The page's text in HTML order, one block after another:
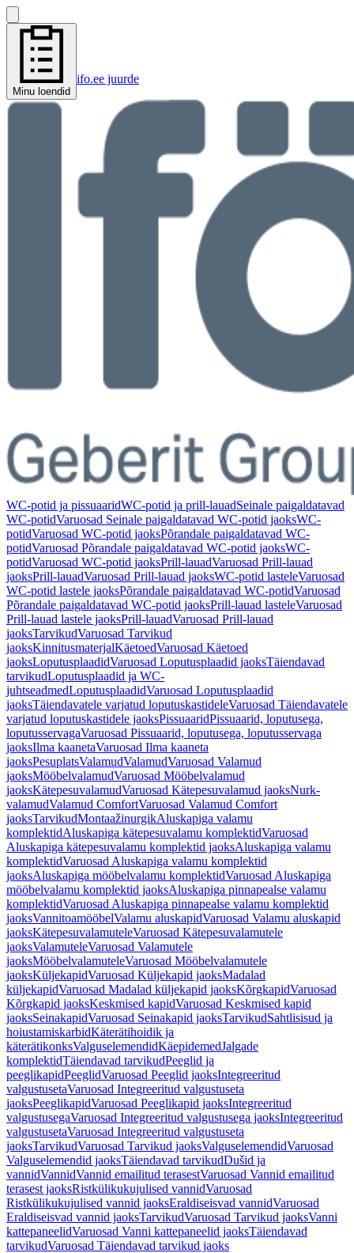
Minu loendid
ifo.ee juurde
WC-potid ja pissuaaridWC-potid ja prill-lauadSeinale paigaldatavad
WC-potidVaruosad Seinale paigaldatavad WC-potid jaoksWC-
potidVaruosad WC-potid jaoksPõrandale paigaldatavad WC-
potidVaruosad Põrandale paigaldatavad WC-potid jaoksWC-
potidVaruosad WC-potid jaoksPrill-lauadVaruosad Prill-lauad
jaoksPrill-lauadVaruosad Prill-lauad jaoksWC-potid lasteleVaruosad
WC-potid lastele jaoksPõrandale paigaldatavad WC-potidVaruosad
Põrandale paigaldatavad WC-potid jaoksPrill-lauad lasteleVaruosad
Prill-lauad lastele jaoksPrill-lauadVaruosad Prill-lauad
jaoksTarvikudVaruosad Tarvikud
jaoksKinnitusmaterjalKäetoedVaruosad Käetoed
jaoksLoputusplaadidVaruosad Loputusplaadid jaoksTäiendavad
tarvikudLoputusplaadid ja WC-
juhtseadmedLoputusplaadidVaruosad Loputusplaadid
jaoksTäiendavatele varjatud loputuskastideleVaruosad Täiendavatele
varjatud loputuskastidele jaoksPissuaaridPissuaarid, loputusega,
loputusservagaVaruosad Pissuaarid, loputusega, loputusservaga
jaoksIlma kaanetaVaruosad Ilma kaaneta
jaoksPesuplatsValamudValamudVaruosad Valamud
jaoksMööbelvalamudVaruosad Mööbelvalamud
jaoksKätepesuvalamudVaruosad Kätepesuvalamud jaoksNurk-
valamudValamud ComfortVaruosad Valamud Comfort
jaoksTarvikudMontaažinurgikAluskapiga valamu
komplektidAluskapiga kätepesuvalamu komplektidVaruosad
Aluskapiga kätepesuvalamu komplektid jaoksAluskapiga valamu
komplektidVaruosad Aluskapiga valamu komplektid
jaoksAluskapiga mööbelvalamu komplektidVaruosad Aluskapiga
mööbelvalamu komplektid jaoksAluskapiga pinnapealse valamu
komplektidVaruosad Aluskapiga pinnapealse valamu komplektid
jaoksVannitoamööbelValamu aluskapidVaruosad Valamu aluskapid
jaoksKätepesuvalamuteleVaruosad Kätepesuvalamutele
jaoksValamuteleVaruosad Valamutele
jaoksMööbelvalamuteleVaruosad Mööbelvalamutele
jaoksKüljekapidVaruosad Küljekapid jaoksMadalad
küljekapidVaruosad Madalad küljekapid jaoksKõrgkapidVaruosad
Kõrgkapid jaoksKeskmised kapidVaruosad Keskmised kapid
jaoksSeinakapidVaruosad Seinakapid jaoksTarvikudSahtlisisud ja
hoiustamiskarbidKäterätihoidik ja
käterätikonksValguselemendidKäepidemedJalgade
komplektidTäiendavad tarvikudPeeglid ja
peeglikapidPeeglidVaruosad Peeglid jaoksIntegreeritud
valgustusetaVaruosad Integreeritud valgustuseta
jaoksPeeglikapidVaruosad Peeglikapid jaoksIntegreeritud
valgustusegaVaruosad Integreeritud valgustusega jaoksIntegreeritud
valgustusetaVaruosad Integreeritud valgustuseta
jaoksTarvikudVaruosad Tarvikud jaoksValguselemendidVaruosad
Valguselemendid jaoksTäiendavad tarvikudDušid ja
vannidVannidVannid emailitud terasestVaruosad Vannid emailitud
terasest jaoksRistkülikukujulised vannidVaruosad
Ristkülikukujulised vannid jaoksEraldiseisvad vannidVaruosad
Eraldiseisvad vannid jaoksTarvikudVaruosad Tarvikud jaoksVanni
kattepaneelidVaruosad Vanni kattepaneelid jaoksTäiendavad
tarvikudVaruosad Täiendavad tarvikud jaoks